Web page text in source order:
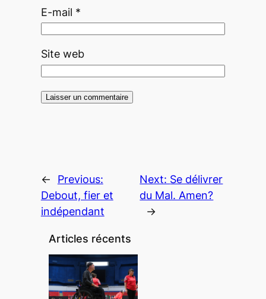
E-mail *
Site web
←
Previous:
Debout, fier et
indépendant
Next: Se délivrer
du Mal. Amen?
→
Articles récents